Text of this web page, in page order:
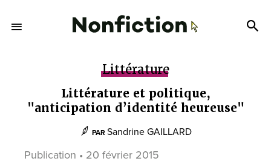
Littérature
Littérature et politique,
"anticipation d’identité heureuse"
PAR Sandrine GAILLARD
Publication • 20 février 2015